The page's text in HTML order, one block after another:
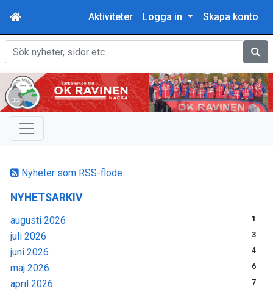
Aktiviteter Logga in Skapa konto
Sök
Nyheter som RSS-flöde
NYHETSARKIV
augusti 2026 1
juli 2026 3
juni 2026 4
maj 2026 6
april 2026 7